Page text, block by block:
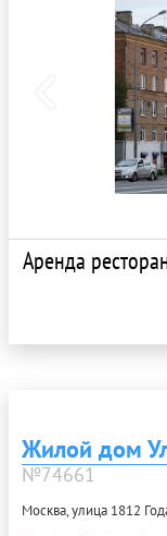
Аренда
Жилой дом
№74661
Москва, улица 1812